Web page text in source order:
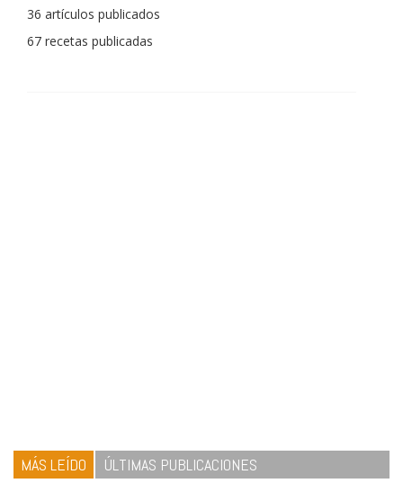
La cocina para mi es producto bien tratado sin
con un toque diferente